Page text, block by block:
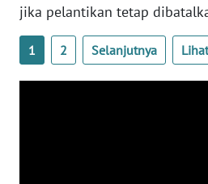
jika pelantikan tetap
1 2 Selanjutnya
WN
NTB
WN